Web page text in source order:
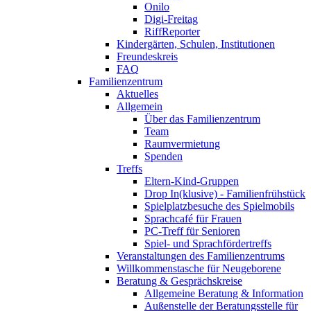
Onilo
Digi-Freitag
RiffReporter
Kindergärten, Schulen, Institutionen
Freundeskreis
FAQ
Familienzentrum
Aktuelles
Allgemein
Über das Familienzentrum
Team
Raumvermietung
Spenden
Treffs
Eltern-Kind-Gruppen
Drop In(klusive) - Familienfrühstück
Spielplatzbesuche des Spielmobils
Sprachcafé für Frauen
PC-Treff für Senioren
Spiel- und Sprachfördertreffs
Veranstaltungen des Familienzentrums
Willkommenstasche für Neugeborene
Beratung & Gesprächskreise
Allgemeine Beratung & Information
Außenstelle der Beratungsstelle für